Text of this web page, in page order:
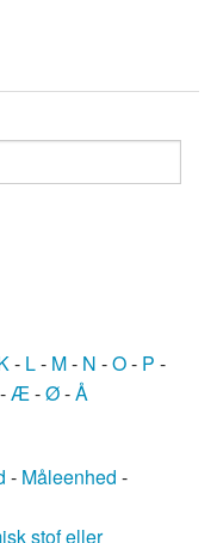
- L- M- N -O- P -
-Æ-Ø-Å
- Måleenhed -
stof eller